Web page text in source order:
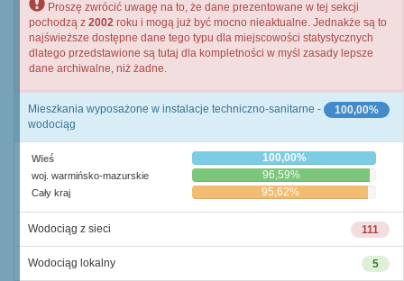
Proszę zwrócić uwagę na to, że dane prezentowane w tej sekcji
pochodzą z 2002 roku i mogą już być mocno nieaktualne. Jednakże są to
najświeższe dostępne dane tego typu dla miejscowości statystycznych
dlatego przedstawione są tutaj dla kompletności w myśl zasady lepsze
dane archiwalne, niż żadne.
100,00%
Mieszkania wyposażone w instalacje techniczno-sanitarne -
wodociąg
Wieś 100,00%
woj. warmińsko-mazurskie 96,59%
Cały kraj 95,62%
111
Wodociąg z sieci
5
Wodociąg lokalny